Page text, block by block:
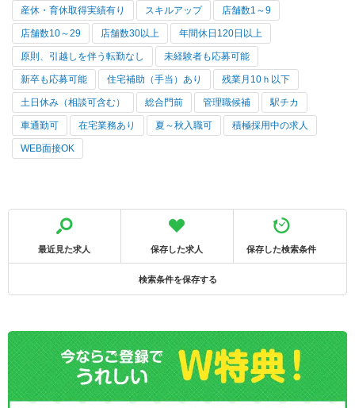
産休・育休取得実績有り スキルアップ 店舗数1～9
店舗数10～29 店舗数30以上 年間休日120日以上
原則、引越しを伴う転勤なし 未経験者も応募可能
新卒も応募可能 住宅補助（手当）あり 残業月10ｈ以下
土日休み（相談可含む） 総合門前 管理職候補 駅チカ
車通勤可 在宅業務あり 夏～秋入職可 積極採用中の求人
WEB面接OK
最近見た求人 保存した求人 保存した検索条件
検索条件を保存する